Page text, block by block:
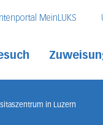
MeinLUKS
in Luzern